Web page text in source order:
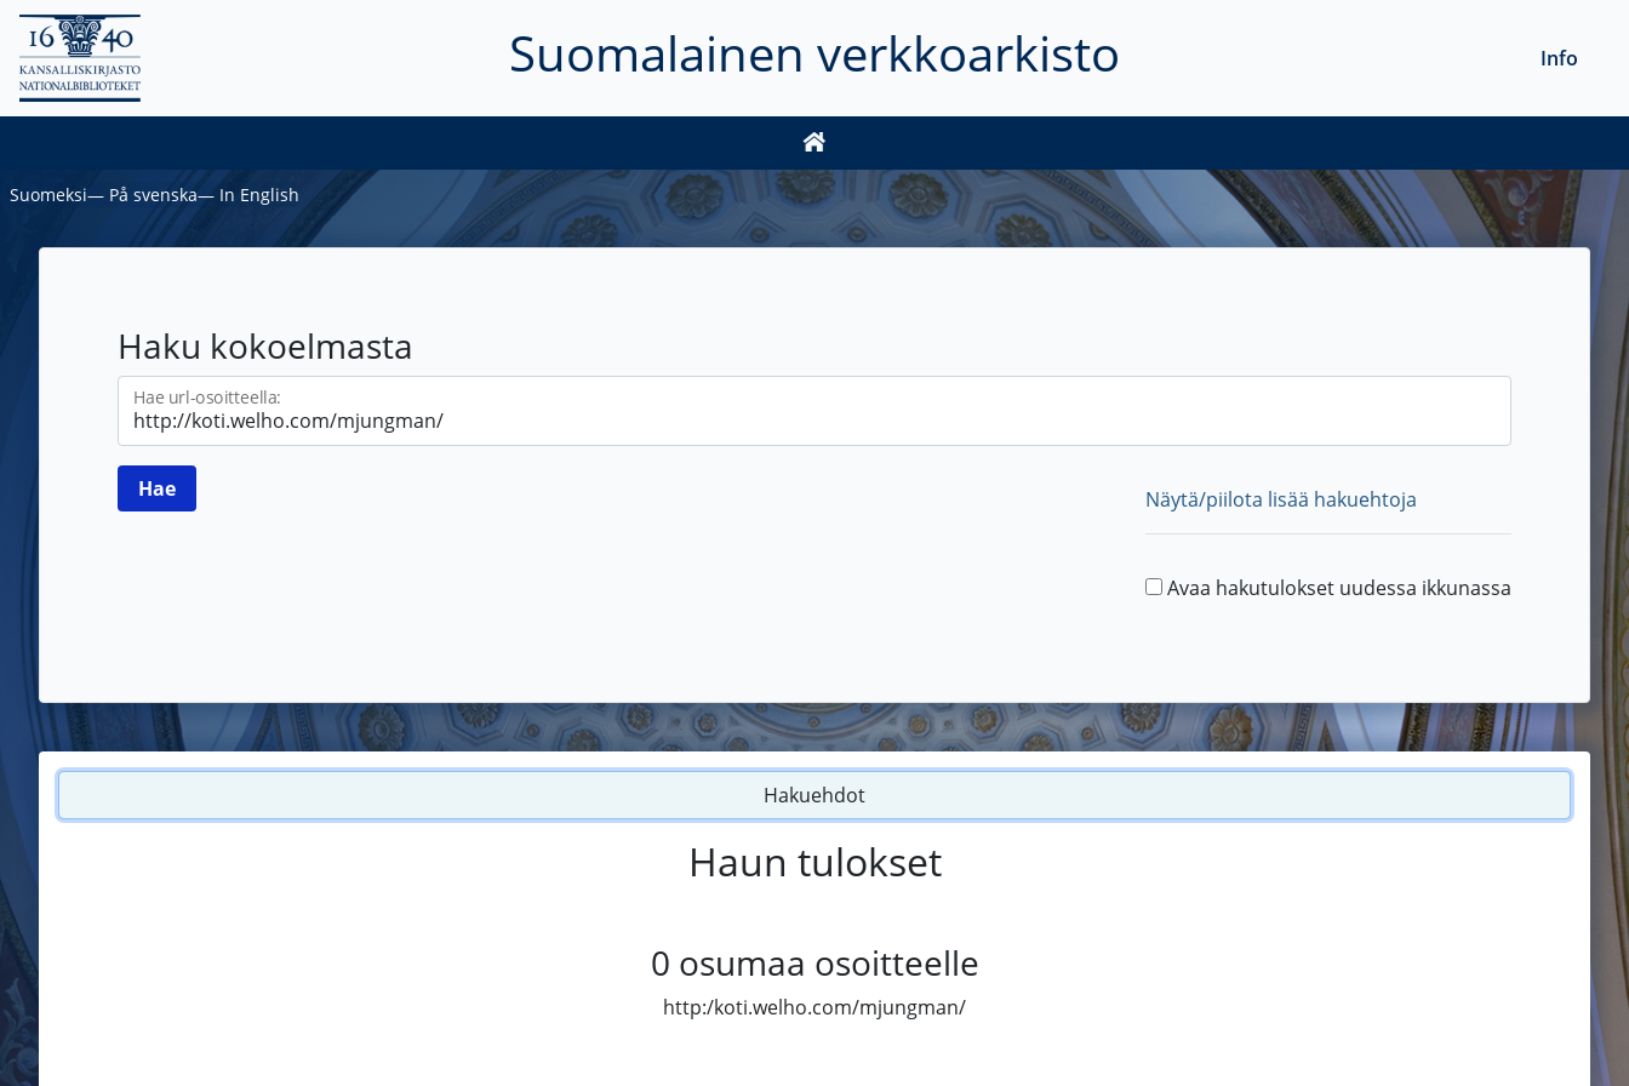
Suomalainen verkkoarkisto Info
Suomeksi― På svenska― In English
Haku kokoelmasta
Hae url-osoitteella:
Näytä/piilota lisää hakuehtoja
Avaa hakutulokset uudessa ikkunassa
Hakuehdot
Haun tulokset
0 osumaa osoitteelle
http:/koti.welho.com/mjungman/